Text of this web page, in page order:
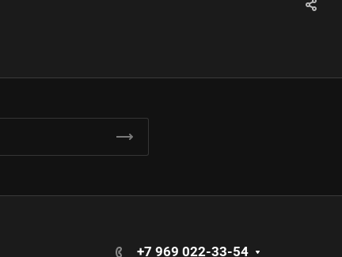
+7 969 022-33-54